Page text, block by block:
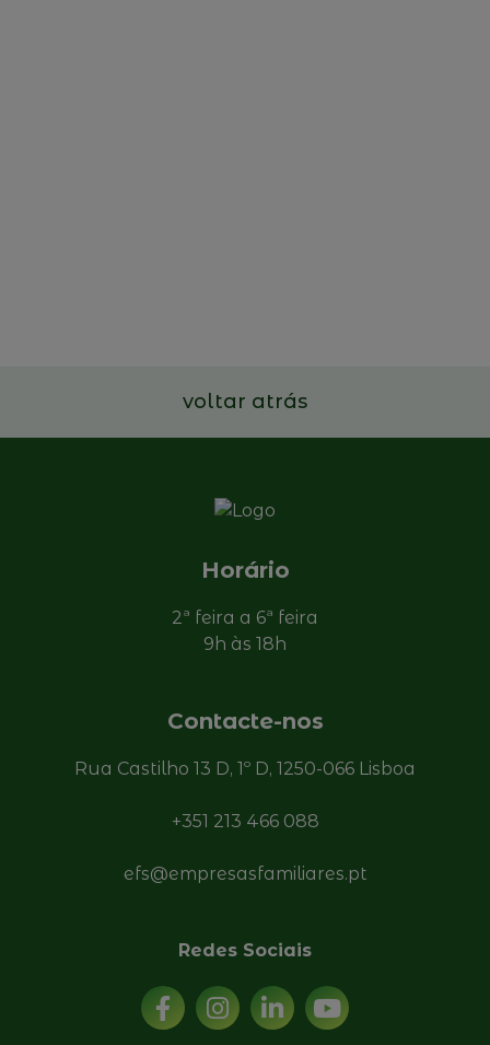
voltar atrás
Horário
2ª feira a 6ª feira
9h às 18h
Contacte-nos
Rua Castilho 13 D, 1º D, 1250-066 Lisboa
+351 213 466 088
efs@empresasfamiliares.pt
Redes Sociais